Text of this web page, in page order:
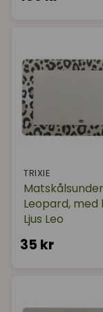
TRIXIE
Leopard, med
Ljus Leo
35 kr